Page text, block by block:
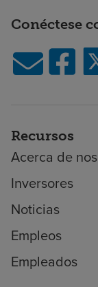
Conéctese
Recursos
Acerca de
Inversores
Noticias
Empleos
Empleados